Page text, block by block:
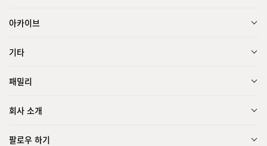
아카이브
기타
패밀리
회사 소개
팔로우 하기